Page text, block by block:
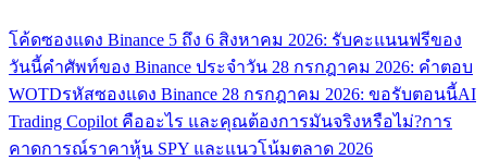
โค้ดซองแดง Binance 5 ถึง 6 สิงหาคม 2026: รับคะแนนฟรีของ
วันนี้คำศัพท์ของ Binance ประจำวัน 28 กรกฎาคม 2026: คำตอบ
WOTDรหัสซองแดง Binance 28 กรกฎาคม 2026: ขอรับตอนนี้AI
Trading Copilot คืออะไร และคุณต้องการมันจริงหรือไม่?การ
คาดการณ์ราคาหุ้น SPY และแนวโน้มตลาด 2026